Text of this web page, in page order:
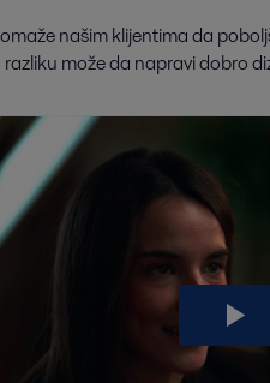
našim klijentima da
može da napravi dobro